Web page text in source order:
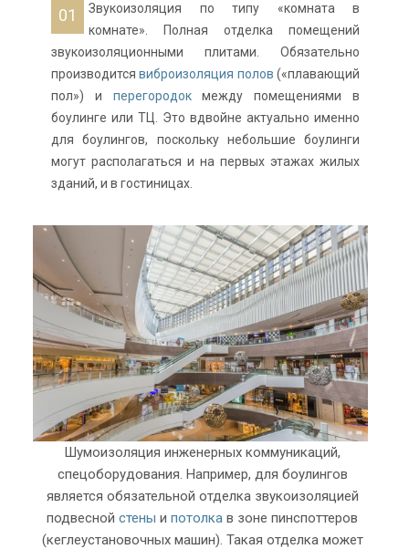
Звукоизоляция по типу «комната в
комнате». Полная отделка помещений
звукоизоляционными плитами. Обязательно
производитсявиброизоляция полов («плавающий
пол») и перегородокмежду помещениями в
боулинге или ТЦ. Это вдвойне актуально именно
для боулингов, поскольку небольшие боулинги
могут располагаться и на первых этажах жилых
зданий, и в гостиницах.
Шумоизоляция инженерных коммуникаций,
спецоборудования. Например, для боулингов
является обязательной отделка звукоизоляцией
подвесной стены и потолка в зоне пинспоттеров
(кеглеустановочных машин). Такая отделка может